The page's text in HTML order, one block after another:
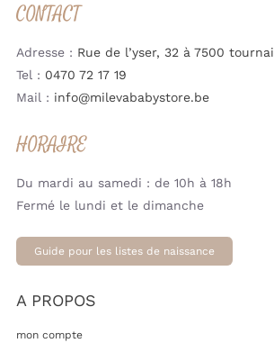
CONTACT
Adresse : Rue de l’yser, 32 à 7500 tournai
Tel : 0470 72 17 19
Mail : info@milevababystore.be
HORAIRE
Du mardi au samedi : de 10h à 18h
Fermé le lundi et le dimanche
Guide pour les listes de naissance
A PROPOS
mon compte